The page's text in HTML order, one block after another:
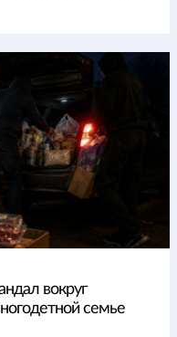
вокруг
семье